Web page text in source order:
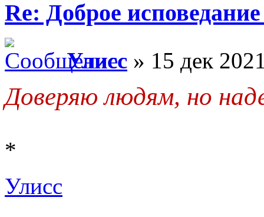
Re: Доброе
Улисс » 15 дек
Доверяю людям, но
*
Улисс